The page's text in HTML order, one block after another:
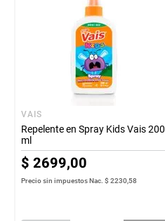
VAIS
Repelente en Spray Kids Vais 200
ml
$ 2699,00
Precio sin impuestos Nac. $ 2230,58